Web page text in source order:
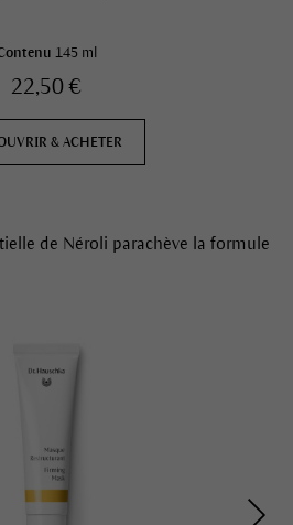
145 ml
22,50 €
& ACHETER
de Néroli parachève la formule